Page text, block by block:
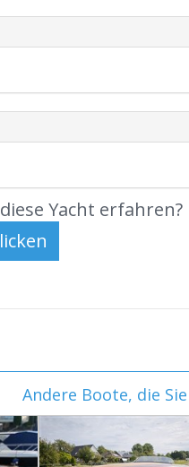
Yacht erfahren?
Andere Boote, die